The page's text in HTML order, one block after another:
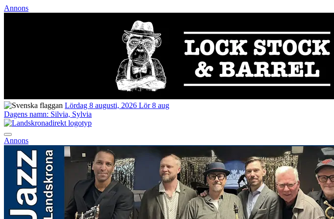
Annons
Lördag 8 augusti, 2026 Lör 8 aug
Dagens namn: Silvia, Sylvia
Annons